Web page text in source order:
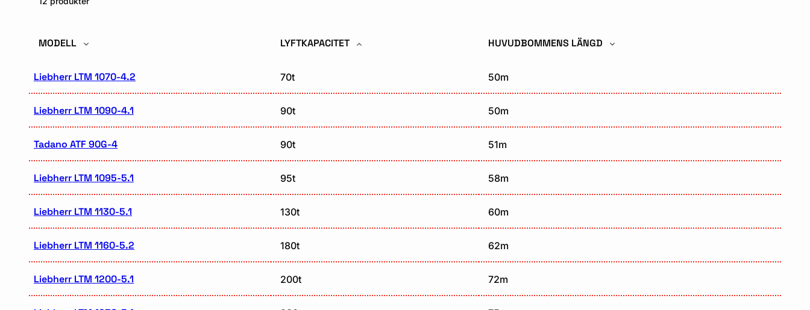
LYFTKAPACITET HUVUDBOMMENS LÄNGD
MODELL
Liebherr LTM 1070-4.2 70t 50m
Liebherr LTM 1090-4.1 90t 50m
Tadano ATF 90G-4 90t 51m
Liebherr LTM 1095-5.1 95t 58m
Liebherr LTM 1130-5.1 130t 60m
Liebherr LTM 1160-5.2 180t 62m
Liebherr LTM 1200-5.1 200t 72m